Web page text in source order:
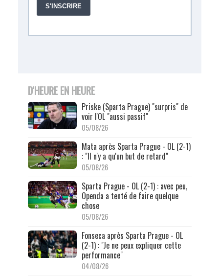
D'HEURE EN HEURE
Priske (Sparta Prague) "surpris" de
voir l'OL "aussi passif"
05/08/26
Mata après Sparta Prague - OL (2-1)
: "Il n'y a qu'un but de retard"
05/08/26
Sparta Prague - OL (2-1) : avec peu,
Openda a tenté de faire quelque
chose
05/08/26
Fonseca après Sparta Prague - OL
(2-1) : "Je ne peux expliquer cette
performance"
04/08/26